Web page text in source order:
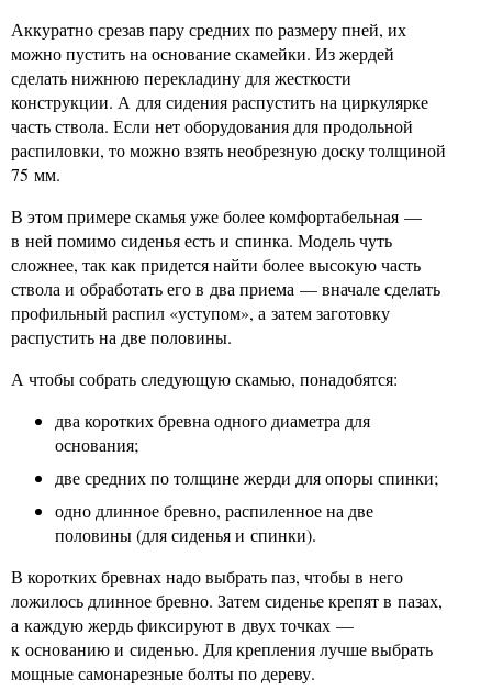
Аккуратно срезав пару средних по размеру пней, их
можно пустить на основание скамейки. Из жердей
сделать нижнюю перекладину для жесткости
конструкции. А для сидения распустить на циркулярке
часть ствола. Если нет оборудования для продольной
распиловки, то можно взять необрезную доску толщиной
75 мм.
В этом примере скамья уже более комфортабельная —
в ней помимо сиденья есть и спинка. Модель чуть
сложнее, так как придется найти более высокую часть
ствола и обработать его в два приема — вначале сделать
профильный распил «уступом», а затем заготовку
распустить на две половины.
А чтобы собрать следующую скамью, понадобятся:
два коротких бревна одного диаметра для
основания;
две средних по толщине жерди для опоры спинки;
одно длинное бревно, распиленное на две
половины (для сиденья и спинки).
В коротких бревнах надо выбрать паз, чтобы в него
ложилось длинное бревно. Затем сиденье крепят в пазах,
а каждую жердь фиксируют в двух точках —
к основанию и сиденью. Для крепления лучше выбрать
мощные самонарезные болты по дереву.